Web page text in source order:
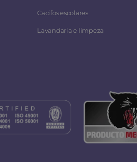
Cacifos escolares
Lavandaria e limpeza